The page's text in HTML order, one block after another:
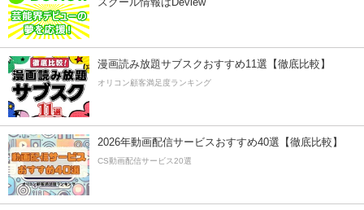
漫画読み放題サブスクおすすめ11選【徹底比較】
オリコン顧客満足度ランキング
2026年動画配信サービスおすすめ40選【徹底比較】
CS動画配信サービス20選